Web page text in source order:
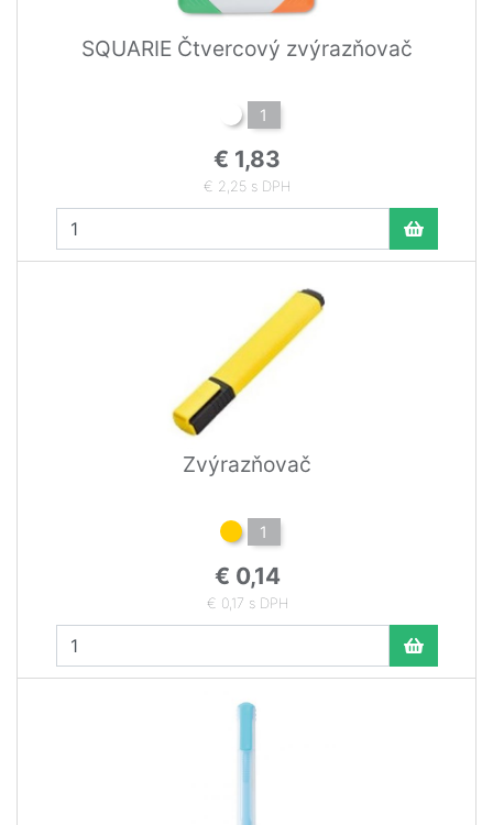
SQUARIE Čtvercový zvýrazňovač
1
€ 1,83
€ 2,25 s DPH
Zvýrazňovač
1
€ 0,14
€ 0,17 s DPH